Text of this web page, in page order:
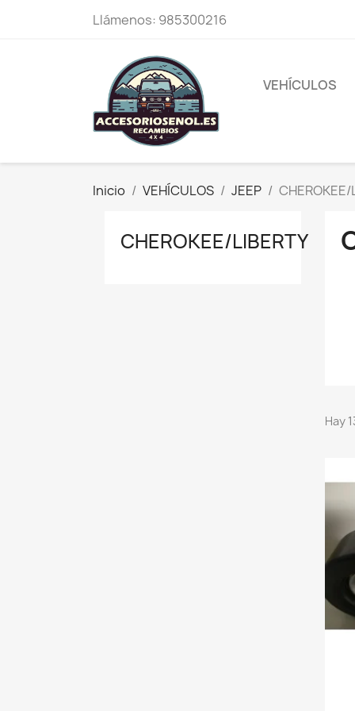
Llámenos: 985300216
VEHÍCULOS
Inicio VEHÍCULOS JEEP CHEROKEE/
CHEROKEE/LIBERTY
Hay